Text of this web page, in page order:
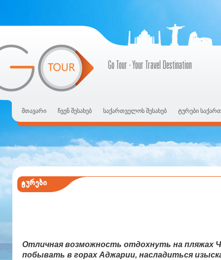
Go Tour - Your Travel Destination
მთავარი ჩვენ შესახებ საქართველოს შესახებ ტურები
ტურები
Отличная возможность отдохнуть на пляжах
побывать в горах Аджарии, насладиться